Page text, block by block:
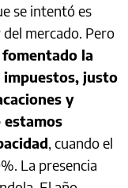
se intentó es
mercado. Pero
la
impuestos, justo
y
estamos
, cuando el
La presencia